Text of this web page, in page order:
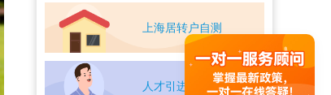
上海居转户自测
人才引进落户评测